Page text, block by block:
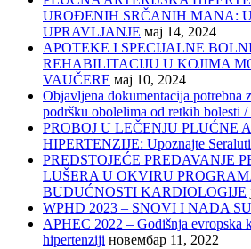
UROĐENIH SRČANIH MANA:
UPRAVLJANJE мај 14, 2024
APOTEKE I SPECIJALNE
REHABILITACIJU U KOJIMA
VAUČERE мај 10, 2024
Objavljena dokumentacija potrebna
podršku obolelima od retkih bolesti
PROBOJ U LEČENJU PLUĆNE
HIPERTENZIJE: Upoznajte
PREDSTOJEĆE PREDAVANJE
LUŠERA U OKVIRU
BUDUĆNOSTI KARDIOLOGIJE
WPHD 2023 – SNOVI I NADA
APHEC 2022 – Godišnja evropska
hipertenziji новембар 11, 2022